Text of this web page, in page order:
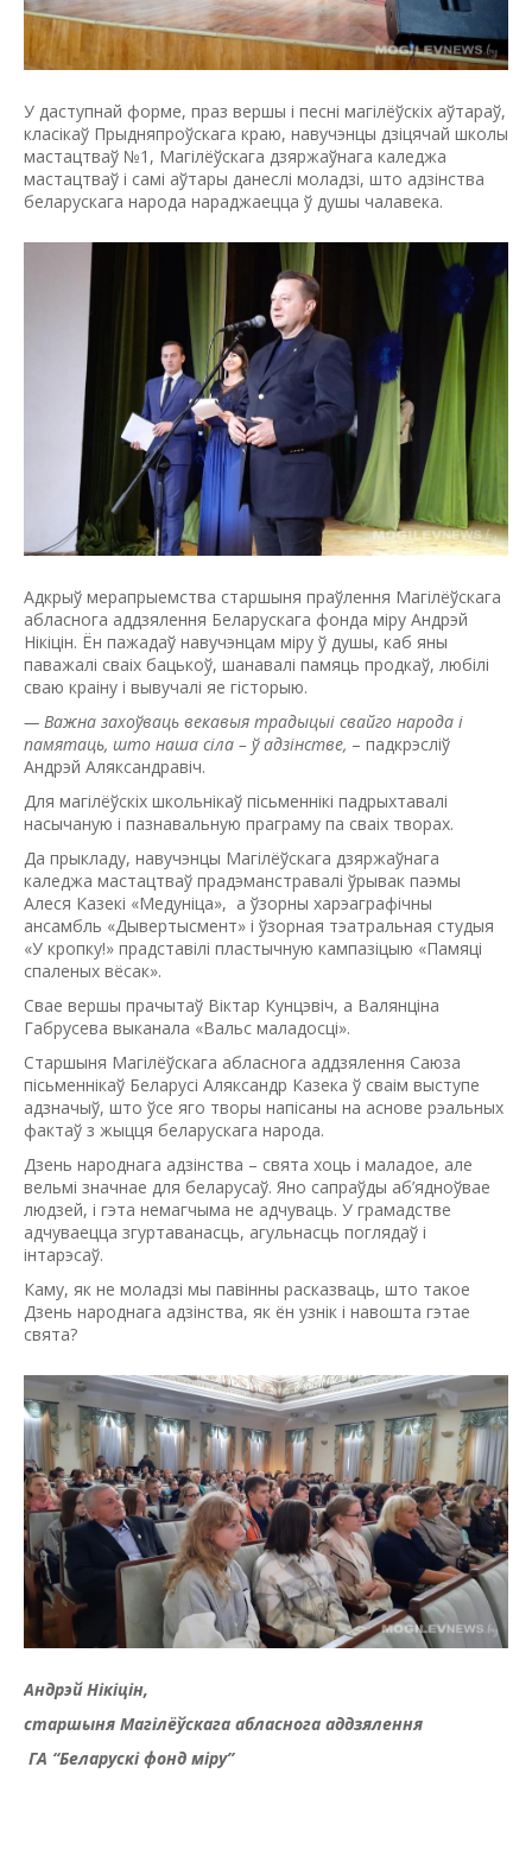
У даступнай форме, праз вершы і песні магілёўскіх аўтараў,
класікаў Прыдняпроўскага краю, навучэнцы дзіцячай школы
мастацтваў №1, Магілёўскага дзяржаўнага каледжа
мастацтваў і самі аўтары данеслі моладзі, што адзінства
беларускага народа нараджаецца ў душы чалавека.
Адкрыў мерапрыемства старшыня праўлення Магілёўскага
абласнога аддзялення Беларускага фонда міру Андрэй
Нікіцін. Ён пажадаў навучэнцам міру ў душы, каб яны
паважалі сваіх бацькоў, шанавалі памяць продкаў, любілі
сваю краіну і вывучалі яе гісторыю.
— Важна захоўваць векавыя традыцыі свайго народа і
памятаць, што наша сіла – ў адзінстве, – падкрэсліў
Андрэй Аляксандравіч.
Для магілёўскіх школьнікаў пісьменнікі падрыхтавалі
насычаную і пазнавальную праграму па сваіх творах.
Да прыкладу, навучэнцы Магілёўскага дзяржаўнага
каледжа мастацтваў прадэманстравалі ўрывак паэмы
Алеся Казекі «Медуніца», а ўзорны харэаграфічны
ансамбль «Дывертысмент» і ўзорная тэатральная студыя
«У кропку!» прадставілі пластычную кампазіцыю «Памяці
спаленых вёсак».
Свае вершы прачытаў Віктар Кунцэвіч, а Валянціна
Габрусева выканала «Вальс маладосці».
Старшыня Магілёўскага абласнога аддзялення Саюза
пісьменнікаў Беларусі Аляксандр Казека ў сваім выступе
адзначыў, што ўсе яго творы напісаны на аснове рэальных
фактаў з жыцця беларускага народа.
Дзень народнага адзінства – свята хоць і маладое, але
вельмі значнае для беларусаў. Яно сапраўды аб’ядноўвае
людзей, і гэта немагчыма не адчуваць. У грамадстве
адчуваецца згуртаванасць, агульнасць поглядаў і
інтарэсаў.
Каму, як не моладзі мы павінны расказваць, што такое
Дзень народнага адзінства, як ён узнік і навошта гэтае
свята?
Андрэй Нікіцін,
старшыня Магілёўскага абласнога аддзялення
ГА “Беларускі фонд міру”